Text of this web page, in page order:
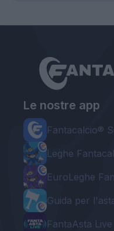
Le nostre app
Fantacalcio®
Leghe
EuroLeghe
Guida per
FantaAsta Live